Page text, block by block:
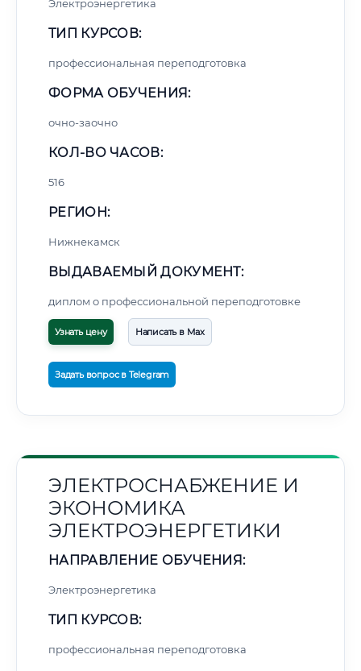
Электроэнергетика
ТИП КУРСОВ:
профессиональная переподготовка
ФОРМА ОБУЧЕНИЯ:
очно-заочно
КОЛ-ВО ЧАСОВ:
516
РЕГИОН:
Нижнекамск
ВЫДАВАЕМЫЙ ДОКУМЕНТ:
диплом о профессиональной переподготовке
Узнать цену Написать в Max
Задать вопрос в Telegram
ЭЛЕКТРОСНАБЖЕНИЕ И
ЭКОНОМИКА
ЭЛЕКТРОЭНЕРГЕТИКИ
НАПРАВЛЕНИЕ ОБУЧЕНИЯ:
Электроэнергетика
ТИП КУРСОВ:
профессиональная переподготовка